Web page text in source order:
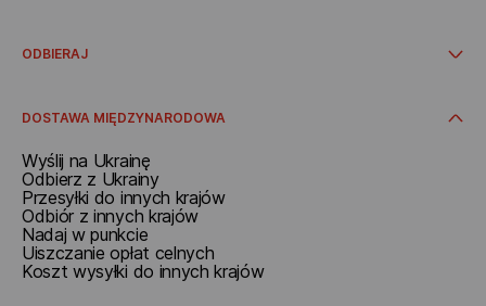
Z adresu
ODBIERAJ
Otrzymać w oddziale
Odbiór w punkcie
Otrzymać pod adresem
DOSTAWA MIĘDZYNARODOWA
Wyślij na Ukrainę
Odbierz z Ukrainy
Przesyłki do innych krajów
Odbiór z innych krajów
Nadaj w punkcie
Uiszczanie opłat celnych
Koszt wysyłki do innych krajów